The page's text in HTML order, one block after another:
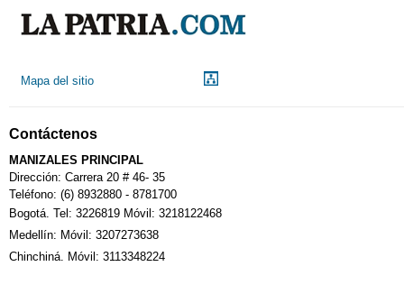
Mapa del sitio
Contáctenos
MANIZALES PRINCIPAL
Dirección: Carrera 20 # 46- 35
Teléfono: (6) 8932880 - 8781700
Bogotá. Tel: 3226819 Móvil: 3218122468
Medellín: Móvil: 3207273638
Chinchiná. Móvil: 3113348224